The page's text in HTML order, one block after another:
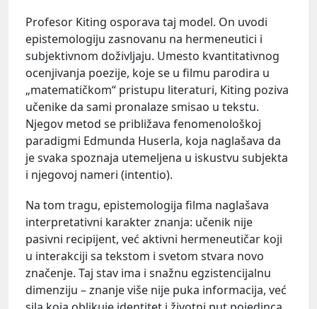
Profesor Kiting osporava taj model. On uvodi
epistemologiju zasnovanu na hermeneutici i
subjektivnom doživljaju. Umesto kvantitativnog
ocenjivanja poezije, koje se u filmu parodira u
„matematičkom“ pristupu literaturi, Kiting poziva
učenike da sami pronalaze smisao u tekstu.
Njegov metod se približava fenomenološkoj
paradigmi Edmunda Huserla, koja naglašava da
je svaka spoznaja utemeljena u iskustvu subjekta
i njegovoj nameri (intentio).
Na tom tragu, epistemologija filma naglašava
interpretativni karakter znanja: učenik nije
pasivni recipijent, već aktivni hermeneutičar koji
u interakciji sa tekstom i svetom stvara novo
značenje. Taj stav ima i snažnu egzistencijalnu
dimenziju – znanje više nije puka informacija, već